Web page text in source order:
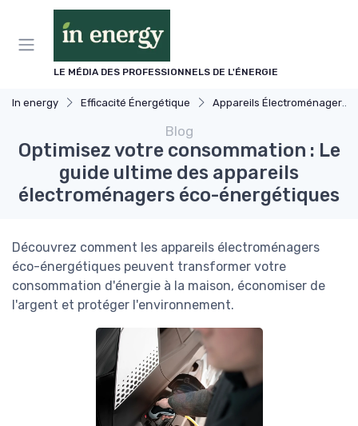
LE MÉDIA DES PROFESSIONNELS DE L'ÉNERGIE
In energy Efficacité Énergétique Appareils Électroménagers Éco-énergétiques
Blog
Optimisez votre consommation : Le
guide ultime des appareils
électroménagers éco-énergétiques
Découvrez comment les appareils électroménagers
éco-énergétiques peuvent transformer votre
consommation d'énergie à la maison, économiser de
l'argent et protéger l'environnement.
Panneau de gestion des cookies